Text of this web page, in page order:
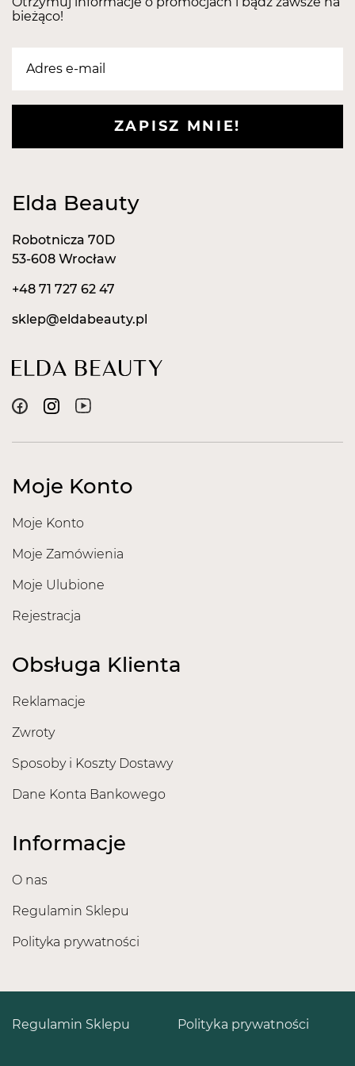
bieżąco!
ZAPISZ MNIE!
Moje Konto
Moje Konto
Moje Zamówienia
Moje Ulubione
Rejestracja
Obsługa Klienta
Reklamacje
Zwroty
Sposoby i Koszty Dostawy
Dane Konta Bankowego
Informacje
O nas
Regulamin Sklepu
Polityka prywatności
Elda Beauty
Robotnicza 70D
53-608 Wrocław
+48 71 727 62 47
sklep@eldabeauty.pl
Polityka prywatności
Regulamin Sklepu